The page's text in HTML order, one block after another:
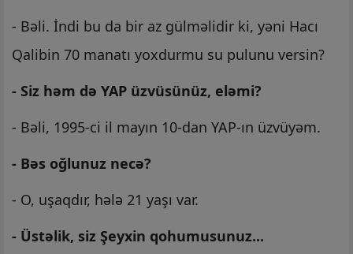
- Bəli. İndi bu da bir az gülməlidir ki, yəni Hacı
Qalibin 70 manatı yoxdurmu su pulunu versin?
- Siz həm də YAP üzvüsünüz, eləmi?
- Bəli, 1995-ci il mayın 10-dan YAP-ın üzvüyəm.
- Bəs oğlunuz necə?
- O, uşaqdır, hələ 21 yaşı var.
- Üstəlik, siz Şeyxin qohumusunuz...